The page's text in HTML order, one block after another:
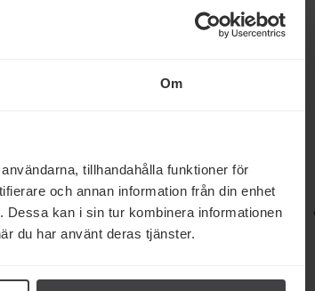
Om
tillhandahålla funktioner för
och annan information från din enhet
kan i sin tur kombinera informationen
du har använt deras tjänster.
79 kr
Stubb’s Spicy BBQ Sauce
283 kr
Hot Ones Los Calientes